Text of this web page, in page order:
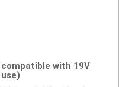
compatible with 19V